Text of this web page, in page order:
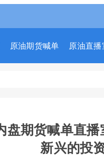
原油期货喊单 原油直播
盘期货喊单直
新兴的投